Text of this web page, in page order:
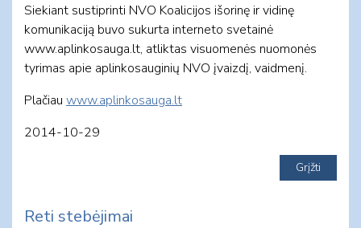
Siekiant sustiprinti NVO Koalicijos išorinę ir vidinę
komunikaciją buvo sukurta interneto svetainė
www.aplinkosauga.lt, atliktas visuomenės nuomonės
tyrimas apie aplinkosauginių NVO įvaizdį, vaidmenį.
Plačiau www.aplinkosauga.lt
2014-10-29
Reti stebėjimai